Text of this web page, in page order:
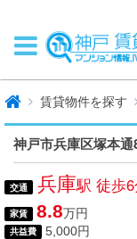
賃貸物件を探す
神戸市兵庫区塚本通
交通 兵庫駅 徒歩
家賃 8.8万円
共益費 5,000円